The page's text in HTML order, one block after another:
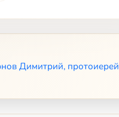
Димитрий, протоиерей